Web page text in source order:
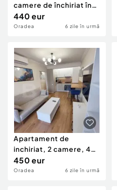
camere de închiriat în
zona Ultracentral
440 eur
Oradea 6 zile în urmă
Apartament de
inchiriat, 2 camere, 48
mp, modern, ona
Cantem
450 eur
Oradea 6 zile în urmă